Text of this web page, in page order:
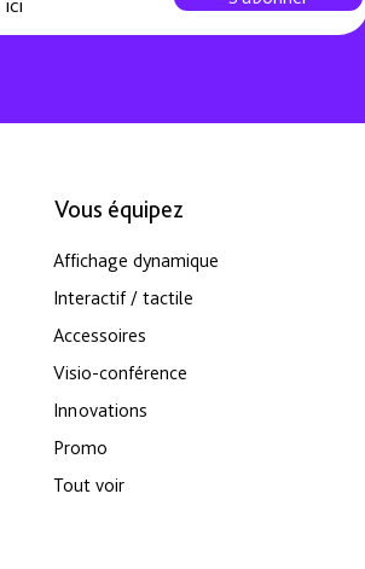
Vous équipez
Affichage dynamique
Interactif / tactile
Accessoires
Visio-conférence
Innovations
Promo
Tout voir